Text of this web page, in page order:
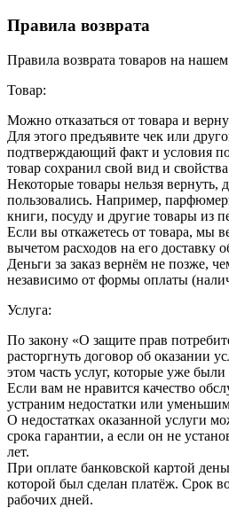
Правила возврата
Правила возврата товаров на нашем
Товар:
Можно отказаться от товара и
Для этого предъявите чек или
подтверждающий факт и условия
товар сохранил свой вид и
Некоторые товары нельзя вернуть,
пользовались. Например,
книги, посуду и другие товары из
Если вы откажетесь от товара, мы
вычетом расходов на его доставку
Деньги за заказ вернём не позже,
независимо от формы оплаты
Услуга:
По закону «О защите прав
расторгнуть договор об оказании
этом часть услуг, которые уже
Если вам не нравится качество
устраним недостатки или
О недостатках оказанной услуги
срока гарантии, а если он не
лет.
При оплате банковской картой
которой был сделан платёж. Срок
рабочих дней.